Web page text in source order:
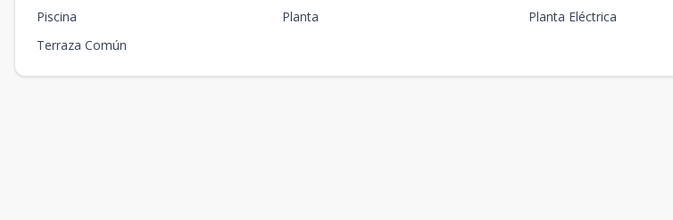
Piscina
Planta
Planta Eléctrica
Terraza Común